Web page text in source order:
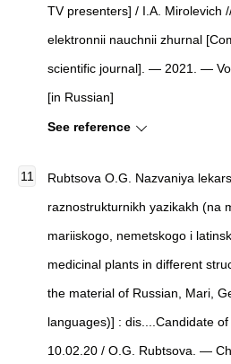
TV presenters] / I.A. Mirolevich
elektronnii nauchnii zhurnal
scientific journal]. — 2021. —
[in Russian]
See reference
Rubtsova O.G. Nazvaniya
raznostrukturnikh yazikakh (na
mariiskogo, nemetskogo i
medicinal plants in different
the material of Russian, Mari,
languages)] : dis....Candidate
10.02.20 / O.G. Rubtsova. —